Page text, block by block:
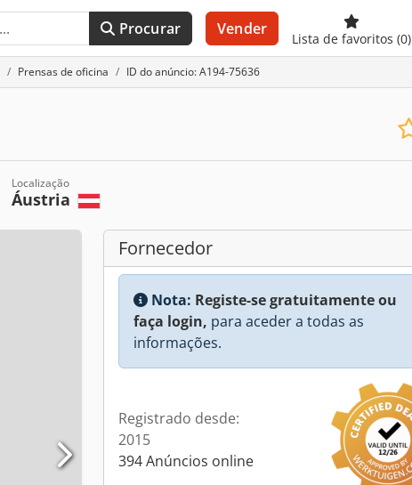
Procurar Vender
Lista de favoritos (0)
Prensas de oficina ID do anúncio: A194-75636
Localização
Áustria
Fornecedor
Nota: Registe-se gratuitamente ou
faça login, para aceder a todas as
informações.
Registrado desde:
2015
394 Anúncios online